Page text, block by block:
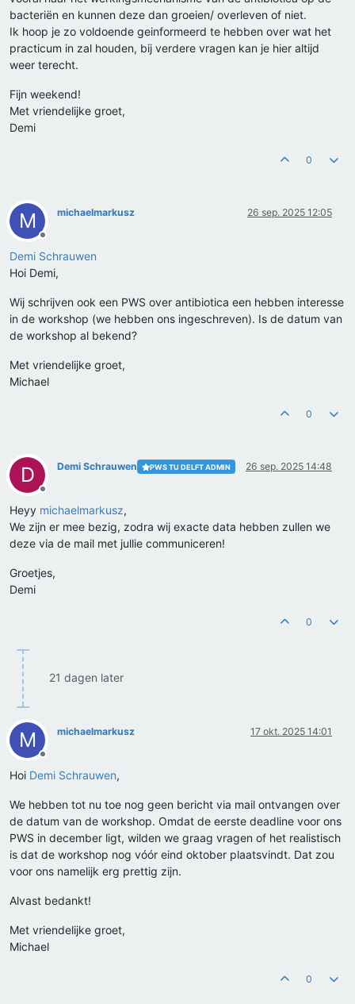
bacteriën en kunnen deze dan groeien/ overleven of niet.
Ik hoop je zo voldoende geinformeerd te hebben over wat het
practicum in zal houden, bij verdere vragen kan je hier altijd
weer terecht.
Fijn weekend!
Met vriendelijke groet,
Demi
0
M
Offline
michaelmarkusz 26 sep. 2025 12:05
Demi Schrauwen
Hoi Demi,
Wij schrijven ook een PWS over antibiotica een hebben interesse
in de workshop (we hebben ons ingeschreven). Is de datum van
de workshop al bekend?
Met vriendelijke groet,
Michael
0
D
Offline
Demi Schrauwen PWS TU DELFT ADMIN 26 sep. 2025 14:48
Heyy michaelmarkusz,
We zijn er mee bezig, zodra wij exacte data hebben zullen we
deze via de mail met jullie communiceren!
Groetjes,
Demi
0
21 dagen later
M
Offline
michaelmarkusz 17 okt. 2025 14:01
Hoi Demi Schrauwen,
We hebben tot nu toe nog geen bericht via mail ontvangen over
de datum van de workshop. Omdat de eerste deadline voor ons
PWS in december ligt, wilden we graag vragen of het realistisch
is dat de workshop nog vóór eind oktober plaatsvindt. Dat zou
voor ons namelijk erg prettig zijn.
Alvast bedankt!
Met vriendelijke groet,
Michael
0